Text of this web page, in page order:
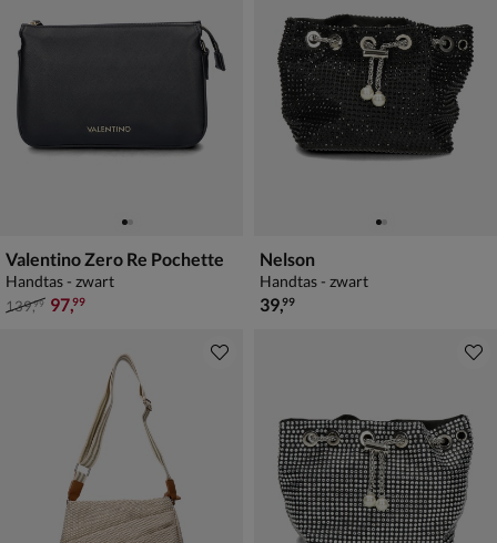
Valentino Zero Re Pochette
Handtas - zwart
van € 139,99 voor € 97,99
139,99 97,99
Nelson
Handtas - zwart
€ 39,99
39,99